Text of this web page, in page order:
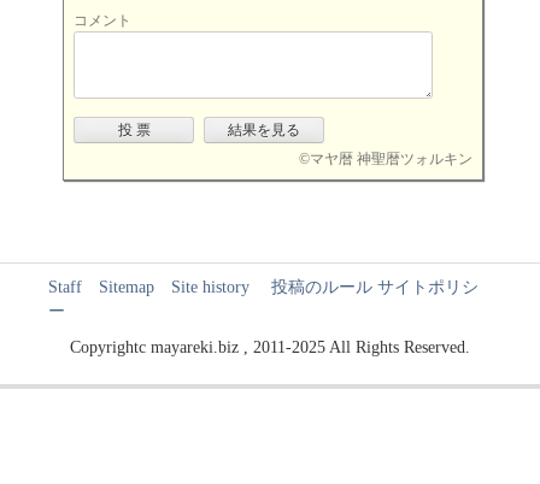
コメント
©マヤ暦 神聖暦ツォルキン
Staff Sitemap Site history 投稿のルール サイトポリシ
ー
Copyrightc mayareki.biz , 2011-2025 All Rights Reserved.